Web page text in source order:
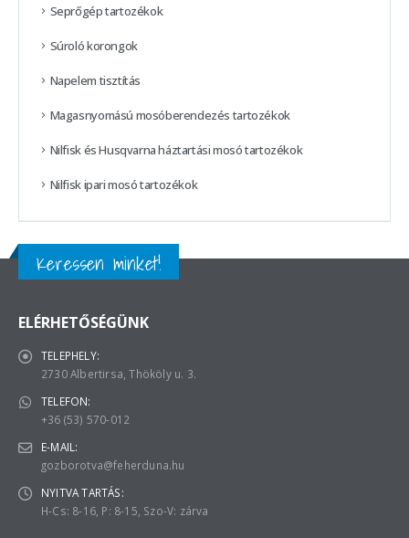
Seprőgép tartozékok
Súroló korongok
Napelem tisztítás
Magasnyomású mosóberendezés tartozékok
Nilfisk és Husqvarna háztartási mosó tartozékok
Nilfisk ipari mosó tartozékok
Keressen minket!
ELÉRHETŐSÉGÜNK
TELEPHELY:
2730 Albertirsa, Thököly u. 3.
TELEFON:
+36 (53) 570-012
E-MAIL:
gozborotva@feherduna.hu
NYITVA TARTÁS:
H-Cs: 8-16, P: 8-15, Szo-V: zárva